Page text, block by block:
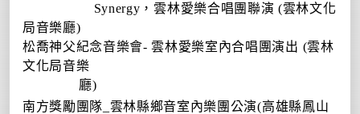
Synergy ，雲林愛樂合唱團聯演 (雲林文化
局音樂廳)
松喬神父紀念音樂會-雲林愛樂室內合唱團演出 (雲林
文化局音樂
廳)
南方獎勵團隊 雲林縣鄉音室內樂團公演(高雄縣鳳山